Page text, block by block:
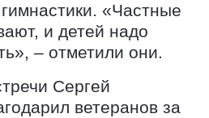
«Частные
и детей надо
– отметили они.
Сергей
ветеранов за